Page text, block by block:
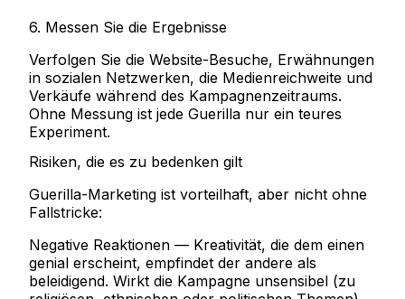
6. Messen Sie die Ergebnisse
Verfolgen Sie die Website-Besuche, Erwähnungen
in sozialen Netzwerken, die Medienreichweite und
Verkäufe während des Kampagnenzeitraums.
Ohne Messung ist jede Guerilla nur ein teures
Experiment.
Risiken, die es zu bedenken gilt
Guerilla-Marketing ist vorteilhaft, aber nicht ohne
Fallstricke:
Negative Reaktionen — Kreativität, die dem einen
genial erscheint, empfindet der andere als
beleidigend. Wirkt die Kampagne unsensibel (zu